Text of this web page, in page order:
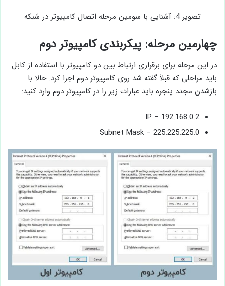
تصویر 4: آشنایی با سومین مرحله اتصال کامپیوتر در شبکه
چهارمین مرحله: پیکربندی کامپیوتر دوم
در این مرحله برای برقراری ارتباط بین دو کامپیوتر با استفاده از کابل
باید مراحلی که قبلاً گفته شد روی کامپیوتر دوم اجرا کرد. حالا با
بازشدن مجدد پنجره باید عبارات زیر را در کامپیوتر دوم وارد کنید:
IP – 192.168.0.2
Subnet Mask – 225.225.225.0